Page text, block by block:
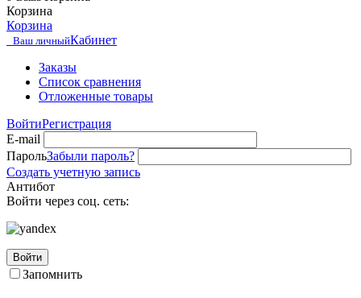
Корзина
Корзина
Ваш личныйКабинет
Заказы
Список сравнения
Отложенные товары
ВойтиРегистрация
E-mail
ПарольЗабыли пароль?
Создать учетную запись
Антибот
Войти через соц. сеть:
Войти
Запомнить